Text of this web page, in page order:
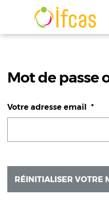
Mot de passe
Votre adresse email
RÉINITIALISER VOTRE